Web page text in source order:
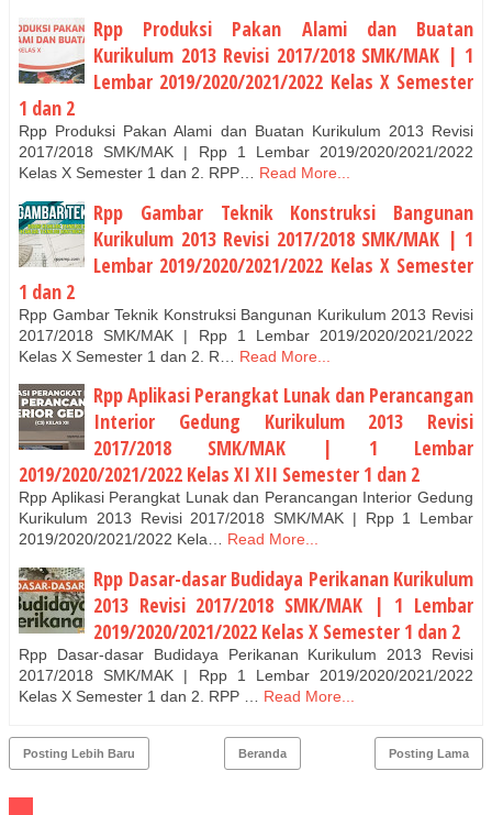
Rpp Produksi Pakan Alami dan Buatan
Kurikulum 2013 Revisi 2017/2018 SMK/MAK | 1
Lembar 2019/2020/2021/2022 Kelas X Semester
1 dan 2
Rpp Produksi Pakan Alami dan Buatan Kurikulum 2013 Revisi
2017/2018 SMK/MAK | Rpp 1 Lembar 2019/2020/2021/2022
Kelas X Semester 1 dan 2. RPP… Read More...
Rpp Gambar Teknik Konstruksi Bangunan
Kurikulum 2013 Revisi 2017/2018 SMK/MAK | 1
Lembar 2019/2020/2021/2022 Kelas X Semester
1 dan 2
Rpp Gambar Teknik Konstruksi Bangunan Kurikulum 2013 Revisi
2017/2018 SMK/MAK | Rpp 1 Lembar 2019/2020/2021/2022
Kelas X Semester 1 dan 2. R…
Read More...
Rpp Aplikasi Perangkat Lunak dan Perancangan
Interior Gedung Kurikulum 2013 Revisi
2017/2018 SMK/MAK | 1 Lembar
2019/2020/2021/2022 Kelas XI XII Semester 1 dan 2
Rpp Aplikasi Perangkat Lunak dan Perancangan Interior Gedung
Kurikulum 2013 Revisi 2017/2018 SMK/MAK | Rpp 1 Lembar
2019/2020/2021/2022 Kela… Read More...
Rpp Dasar-dasar Budidaya Perikanan Kurikulum
2013 Revisi 2017/2018 SMK/MAK | 1 Lembar
2019/2020/2021/2022 Kelas X Semester 1 dan 2
Rpp Dasar-dasar Budidaya Perikanan Kurikulum 2013 Revisi
2017/2018 SMK/MAK | Rpp 1 Lembar 2019/2020/2021/2022
Kelas X Semester 1 dan 2. RPP …
Read More...
Posting Lebih Baru Posting Lama
Beranda